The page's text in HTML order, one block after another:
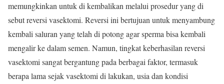
memungkinkan untuk di kembalikan melalui prosedur yang di
sebut reversi vasektomi. Reversi ini bertujuan untuk menyambung
kembali saluran yang telah di potong agar sperma bisa kembali
mengalir ke dalam semen. Namun, tingkat keberhasilan reversi
vasektomi sangat bergantung pada berbagai faktor, termasuk
berapa lama sejak vasektomi di lakukan, usia dan kondisi